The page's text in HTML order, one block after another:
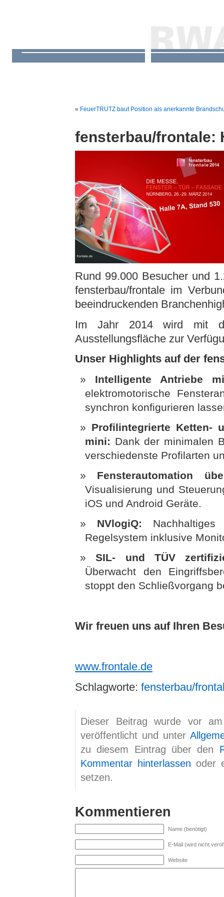
« FeuerTRUTZ baut Position als anerkannte
fensterbau/frontale:
Rund 99.000 Besucher und
fensterbau/frontale im
beeindruckenden
Im Jahr 2014 wird mit
Ausstellungsfläche zur
Unser Highlights auf der
Intelligente Antriebe
elektromotorische
synchron konfigurieren
Profilintegrierte Ketten-
mini: Dank der minimalen
verschiedenste Profilarten
Fensterautomation
Visualisierung und
iOS und Android Geräte.
NVlogiQ:
Regelsystem inklusive
SIL- und TÜV
Überwacht den
stoppt den Schließvorgang
Wir freuen uns auf Ihren
www.frontale.de
Schlagworte: fensterbau/
Dieser Beitrag wurde vor
veröffentlicht und unter
zu diesem Eintrag über den
Kommentar hinterlassen oder
setzen.
Kommentieren
Name (benötigt)
E-Mail (wird nicht
Website